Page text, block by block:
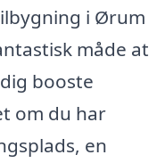
i Ørum
måde at
booste
om du har
en